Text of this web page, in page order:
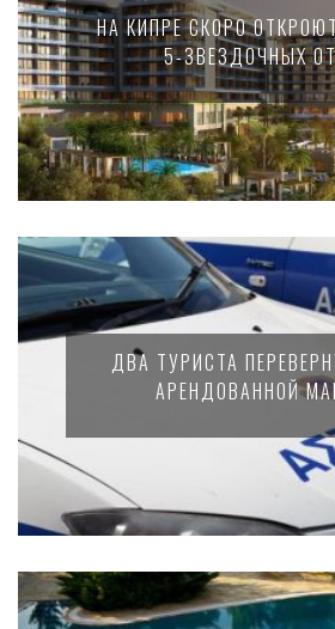
НА КИПРЕ СКОРО
5-ЗВЕЗДОЧНЫХ
ДВА ТУРИСТА
АРЕНДОВАННОЙ